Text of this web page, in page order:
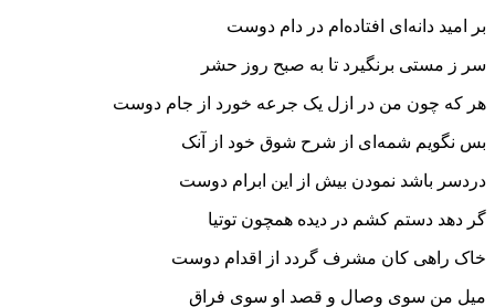
بر امید دانه‌ای افتاده‌ام در دام دوست
سر ز مستی برنگیرد تا به صبح روز حشر
هر که چون من در ازل یک جرعه خورد از جام دوست
بس نگویم شمه‌ای از شرح شوق خود از آنک
دردسر باشد نمودن بیش از این ابرام دوست
گر دهد دستم کشم در دیده همچون توتیا
خاک راهی کان مشرف گردد از اقدام دوست
میل من سوی وصال و قصد او سوی فراق